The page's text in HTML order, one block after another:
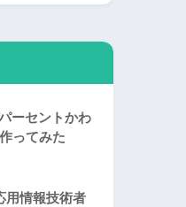
ーセントかわ
ってみた
用情報技術者